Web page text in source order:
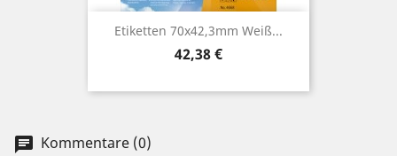
Etiketten 70x42,3mm Weiß...
Preis
42,38 €
chat Kommentare (0)